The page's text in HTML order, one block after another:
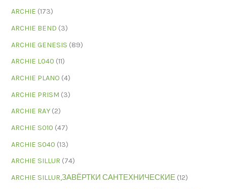
ARCHIE (173)
ARCHIE BEND (3)
ARCHIE GENESIS (89)
ARCHIE L040 (11)
ARCHIE PLANO (4)
ARCHIE PRISM (3)
ARCHIE RAY (2)
ARCHIE S010 (47)
ARCHIE S040 (13)
ARCHIE SILLUR (74)
ARCHIE SILLUR,ЗАВЁРТКИ САНТЕХНИЧЕСКИЕ (12)